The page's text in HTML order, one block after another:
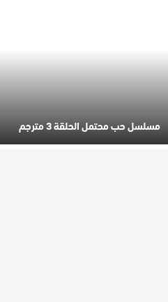
مسلسل حب محتمل الحلقة 3 مترجم